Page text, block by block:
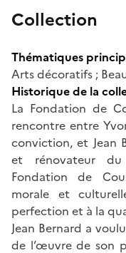
Collection
Thématiques
Arts décoratifs ;
Historique de la
La Fondation de
rencontre entre
conviction, et Jean
et rénovateur du
Fondation de
morale et
perfection et à la
Jean Bernard a
de l’œuvre de son